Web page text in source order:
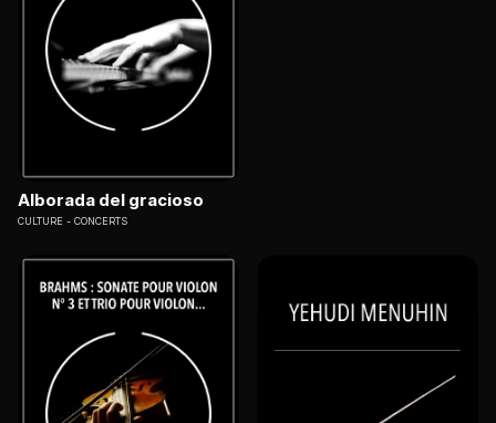
Alborada del gracioso
CULTURE CONCERTS